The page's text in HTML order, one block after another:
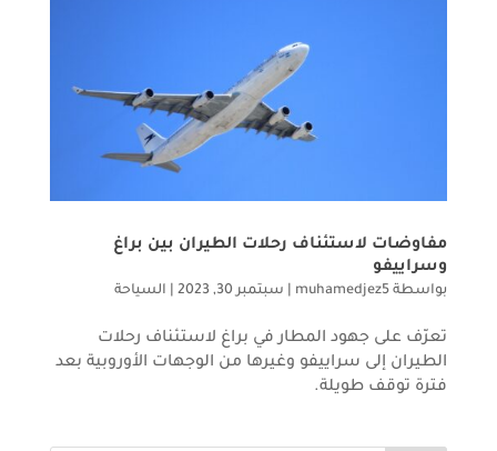
مفاوضات لاستئناف رحلات الطيران بين براغ
وسراييفو
بواسطة muhamedjez5 سبتمبر 30, 2023 | السياحة
تعرّف على جهود المطار في براغ لاستئناف رحلات
الطيران إلى سراييفو وغيرها من الوجهات الأوروبية بعد
فترة توقف طويلة.